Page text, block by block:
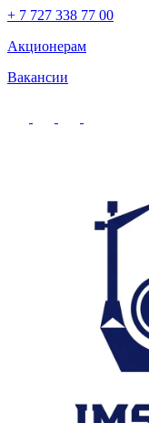
+ 7 727 338 77 00
Акционерам
Вакансии